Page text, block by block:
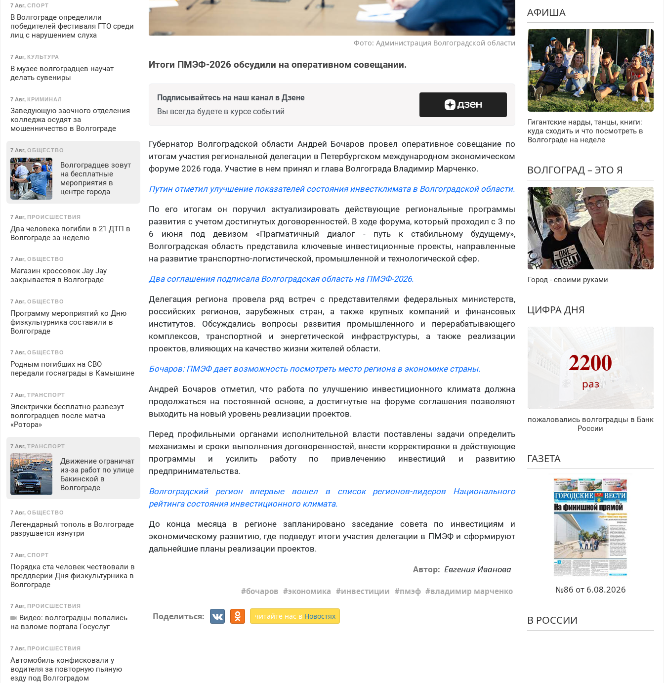
Фото: Администрация Волгоградской области
Итоги ПМЭФ-2026 обсудили на оперативном совещании.
Подписывайтесь на наш канал в Дзене
Вы всегда будете в курсе событий
Губернатор Волгоградской области Андрей Бочаров провел оперативное совещание по
итогам участия региональной делегации в Петербургском международном экономическом
форуме 2026 года. Участие в нем принял и глава Волгограда Владимир Марченко.
Путин отметил улучшение показателей состояния инвестклимата в Волгоградской области.
По его итогам он поручил актуализировать действующие региональные программы
развития с учетом достигнутых договоренностей. В ходе форума, который проходил с 3 по
6 июня под девизом «Прагматичный диалог - путь к стабильному будущему»,
Волгоградская область представила ключевые инвестиционные проекты, направленные
на развитие транспортно-логистической, промышленной и технологической сфер.
Два соглашения подписала Волгоградская область на ПМЭФ-2026.
Делегация региона провела ряд встреч с представителями федеральных министерств,
российских регионов, зарубежных стран, а также крупных компаний и финансовых
институтов. Обсуждались вопросы развития промышленного и перерабатывающего
комплексов, транспортной и энергетической инфраструктуры, а также реализации
проектов, влияющих на качество жизни жителей области.
Бочаров: ПМЭФ дает возможность посмотреть место региона в экономике страны.
Андрей Бочаров отметил, что работа по улучшению инвестиционного климата должна
продолжаться на постоянной основе, а достигнутые на форуме соглашения позволяют
выходить на новый уровень реализации проектов.
Перед профильными органами исполнительной власти поставлены задачи определить
механизмы и сроки выполнения договоренностей, внести корректировки в действующие
программы и усилить работу по привлечению инвестиций и развитию
предпринимательства.
Волгоградский регион впервые вошел в список регионов-лидеров Национального
рейтинга состояния инвестиционного климата.
До конца месяца в регионе запланировано заседание совета по инвестициям и
экономическому развитию, где подведут итоги участия делегации в ПМЭФ и сформируют
дальнейшие планы реализации проектов.
Автор: Евгения Иванова
бочаров экономика инвестиции пмэф владимир марченко
Поделиться: читайте нас в Новостях
7 Авг, СПОРТ
В Волгограде определили
победителей фестиваля ГТО среди
лиц с нарушением слуха
7 Авг, КУЛЬТУРА
В музее волгоградцев научат
делать сувениры
7 Авг, КРИМИНАЛ
Заведующую заочного отделения
колледжа осудят за
мошенничество в Волгограде
7 Авг, ОБЩЕСТВО
Волгоградцев зовут
на бесплатные
мероприятия в
центре города
7 Авг, ПРОИСШЕСТВИЯ
Два человека погибли в 21 ДТП в
Волгограде за неделю
7 Авг, ОБЩЕСТВО
Магазин кроссовок Jay Jay
закрывается в Волгограде
7 Авг, ОБЩЕСТВО
Программу мероприятий ко Дню
физкультурника составили в
Волгограде
7 Авг, ОБЩЕСТВО
Родным погибших на СВО
передали госнаграды в Камышине
7 Авг, ТРАНСПОРТ
Электрички бесплатно развезут
волгоградцев после матча
«Ротора»
7 Авг, ТРАНСПОРТ
Движение ограничат
из-за работ по улице
Бакинской в
Волгограде
7 Авг, ОБЩЕСТВО
Легендарный тополь в Волгограде
разрушается изнутри
7 Авг, СПОРТ
Порядка ста человек чествовали в
преддверии Дня физкультурника в
Волгограде
7 Авг, ПРОИСШЕСТВИЯ
Видео: волгоградцы попались
на взломе портала Госуслуг
7 Авг, ПРОИСШЕСТВИЯ
Автомобиль конфисковали у
водителя за повторную пьяную
езду под Волгоградом
АФИША
Гигантские нарды, танцы, книги:
куда сходить и что посмотреть в
Волгограде на неделе
ВОЛГОГРАД – ЭТО Я
Город - своими руками
ЦИФРА ДНЯ
2200
раз
пожаловались волгоградцы в Банк
России
ГАЗЕТА
№86 от 6.08.2026
В РОССИИ